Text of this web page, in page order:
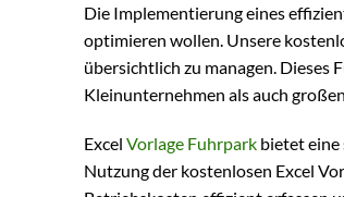
Die Implementierung eines
optimieren wollen. Unsere
übersichtlich zu managen. Dieses
Kleinunternehmen als auch
Excel Vorlage Fuhrpark bietet eine
Nutzung der kostenlosen Excel